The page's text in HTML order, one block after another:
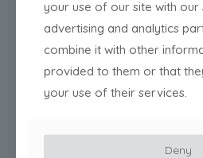
creaciones en los
movemos con soltura.
Siempre tenemos
mente y nos
marcha. Si te interesa
encanta hablar sobre
your use of our site with our
advertising and analytics
combine it with other
provided to them or that
your use of their services.
Deny